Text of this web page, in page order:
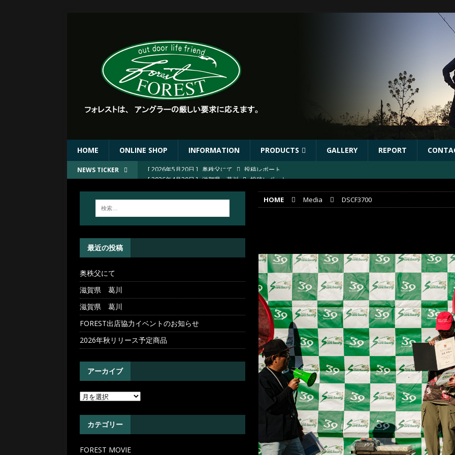
HOME ONLINE SHOP INFORMATION PRODUCTS GALLERY REPORT
NEWS TICKER [ 2026年4月30日 ] 滋賀県 葛川
投稿レポート
FOREST出店協力イベントのお知らせ
イベント
[ 2026年5月20日 ] 奥秩父にて 投稿レポート
HOME Media DSCF3700
最近の投稿
奥秩父にて
滋賀県 葛川
滋賀県 葛川
FOREST出店協力イベントのお知らせ
2026年秋リリース予定商品
アーカイブ
カテゴリー
FOREST MOVIE